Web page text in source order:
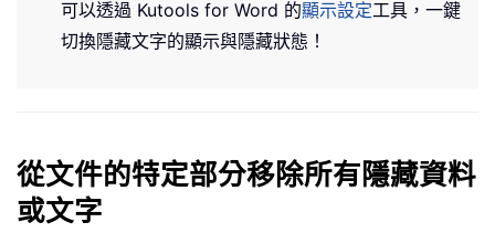
可以透過 Kutools for Word 的顯示設定工具，一鍵
切換隱藏文字的顯示與隱藏狀態！
從文件的特定部分移除所有隱藏資料
或文字